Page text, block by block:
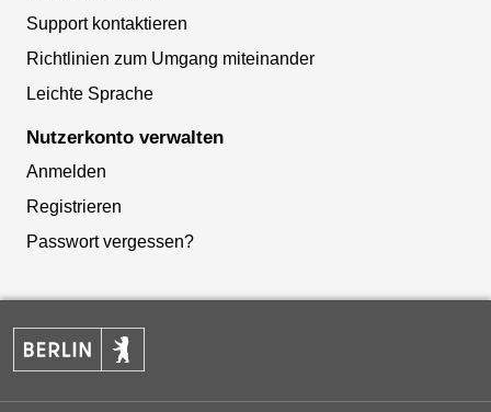
Support kontaktieren
Richtlinien zum Umgang miteinander
Leichte Sprache
Nutzerkonto verwalten
Anmelden
Registrieren
Passwort vergessen?